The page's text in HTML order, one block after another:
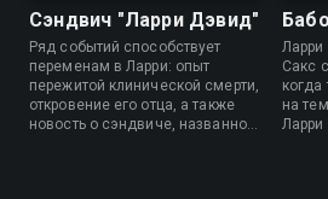
Сэндвич "Ларри Дэвид"
Ряд событий способствует
переменам в Ларри: опыт
пережитой клинической смерти,
откровение его отца, а также
новость о сэндвиче, названном
Ларри
Сакс
когда
на